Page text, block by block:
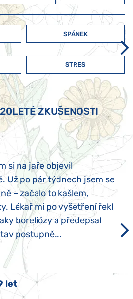
SPÁNEK
STRES
ZKUŠENOSTI
si na jaře objevil
Už po pár týdnech jsem se
– začalo to kašlem,
Lékař mi po vyšetření řekl,
boreliózy a předepsal
postupně...
let